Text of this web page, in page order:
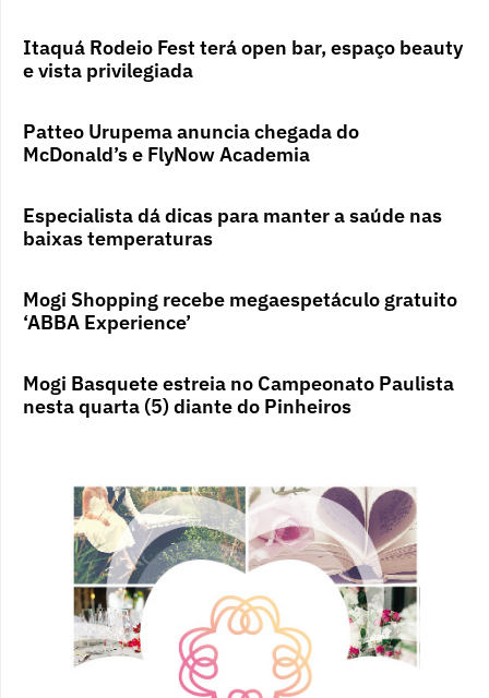
Itaquá Rodeio Fest terá open bar, espaço beauty
e vista privilegiada
Patteo Urupema anuncia chegada do
McDonald’s e FlyNow Academia
Especialista dá dicas para manter a saúde nas
baixas temperaturas
Mogi Shopping recebe megaespetáculo gratuito
‘ABBA Experience’
Mogi Basquete estreia no Campeonato Paulista
nesta quarta (5) diante do Pinheiros